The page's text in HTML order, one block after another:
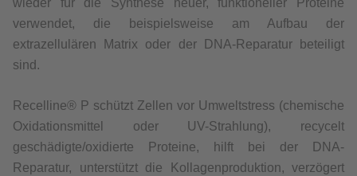
wieder für die Synthese neuer, funktioneller Proteine
verwendet, die beispielsweise am Aufbau der
extrazellulären Matrix oder der DNA-Reparatur beteiligt
sind.
Recelline® P schützt Zellen vor Umweltstress (chemische
Oxidationsmittel oder UV-Strahlung), recycelt
geschädigte/oxidierte Proteine, hilft bei der DNA-
Reparatur, unterstützt die Kollagenproduktion, verzögert